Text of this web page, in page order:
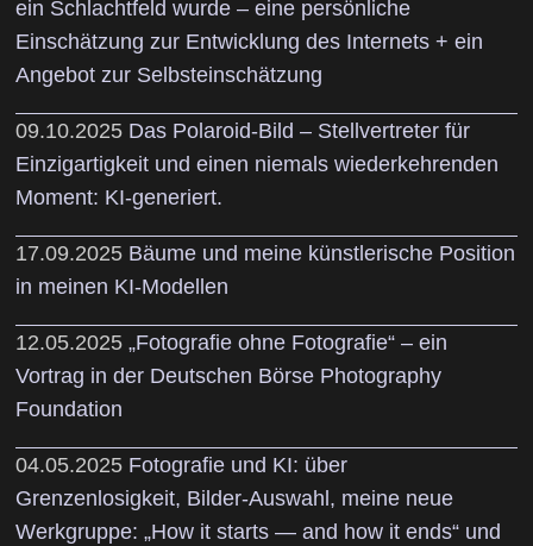
ein Schlachtfeld wurde – eine persönliche
Einschätzung zur Entwicklung des Internets + ein
Angebot zur Selbsteinschätzung
09.10.2025 Das Polaroid-Bild – Stellvertreter für
Einzigartigkeit und einen niemals wiederkehrenden
Moment: KI-generiert.
17.09.2025 Bäume und meine künstlerische Position
in meinen KI-Modellen
12.05.2025 „Fotografie ohne Fotografie“ – ein
Vortrag in der Deutschen Börse Photography
Foundation
04.05.2025 Fotografie und KI: über
Grenzenlosigkeit, Bilder-Auswahl, meine neue
Werkgruppe: „How it starts — and how it ends“ und